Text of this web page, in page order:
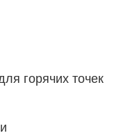
горячих точек